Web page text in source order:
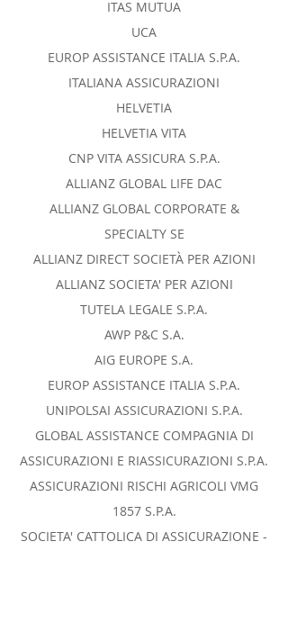
ITAS MUTUA
UCA
EUROP ASSISTANCE ITALIA S.P.A.
ITALIANA ASSICURAZIONI
HELVETIA
HELVETIA VITA
CNP VITA ASSICURA S.P.A.
ALLIANZ GLOBAL LIFE DAC
ALLIANZ GLOBAL CORPORATE &
SPECIALTY SE
ALLIANZ DIRECT SOCIETÀ PER AZIONI
ALLIANZ SOCIETA' PER AZIONI
TUTELA LEGALE S.P.A.
AWP P&C S.A.
AIG EUROPE S.A.
EUROP ASSISTANCE ITALIA S.P.A.
UNIPOLSAI ASSICURAZIONI S.P.A.
GLOBAL ASSISTANCE COMPAGNIA DI
ASSICURAZIONI E RIASSICURAZIONI S.P.A.
ASSICURAZIONI RISCHI AGRICOLI VMG
1857 S.P.A.
SOCIETA' CATTOLICA DI ASSICURAZIONE -